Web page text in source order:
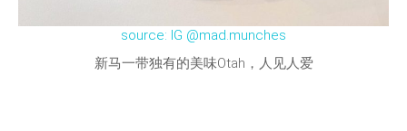
source: IG @mad.munches
新马一带独有的美味Otah，人见人爱